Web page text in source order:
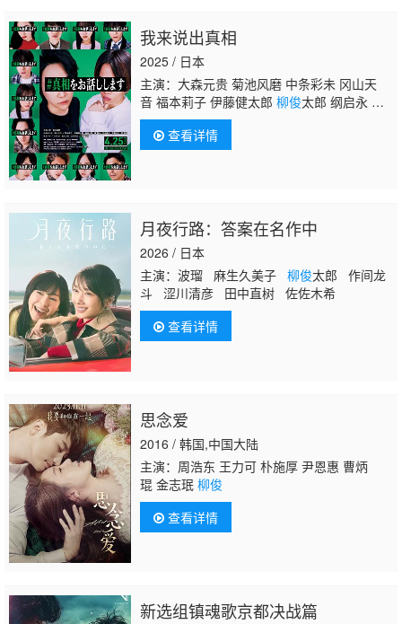
我来说出真相
2025 / 日本
主演：大森元贵 菊池风磨 中条彩未 冈山天
音 福本莉子 伊藤健太郎 柳俊太郎 纲启永 田
中美久 齐藤京子 原嘉孝 樱井由纪 山中崇 秋
元才加 大水洋介 伊藤英明
查看详情
月夜行路：答案在名作中
2026 / 日本
主演：波瑠 麻生久美子 柳俊太郎 作间龙
斗 涩川清彦 田中直树 佐佐木希
查看详情
思念爱
2016 / 韩国,中国大陆
主演：周浩东 王力可 朴施厚 尹恩惠 曹炳
琨 金志珉 柳俊
查看详情
新选组镇魂歌京都决战篇